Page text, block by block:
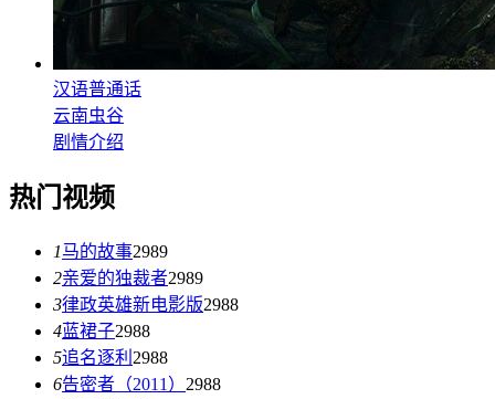
汉语普通话
云南虫谷
剧情介绍
热门视频
1马的故事2989
2亲爱的独裁者2989
3律政英雄新电影版2988
4蓝裙子2988
5追名逐利 2988
6告密者（2011） 2988